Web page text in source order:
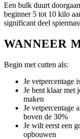
Een bulk duurt
beginner 5 tot 10 kilo
significant deel
WANNEER
Begin met cutten als:
Je vetpercentage
Je bent klaar met
maken
Je vetpercentage
boven de 30%
Je wilt eerst een
opbouwen